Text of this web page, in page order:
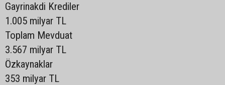
Gayrinakdi Krediler
1.005 milyar TL
Toplam Mevduat
3.567 milyar TL
Özkaynaklar
353 milyar TL